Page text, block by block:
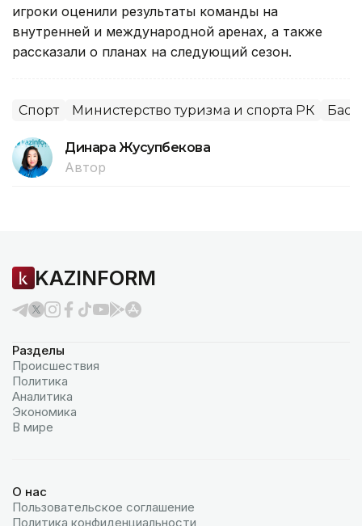
игроки оценили результаты команды на
внутренней и международной аренах, а также
рассказали о планах на следующий сезон.
Спорт Министерство туризма и спорта РК
Динара Жусупбекова
Автор
KAZINFORM
Разделы
Происшествия
Политика
Аналитика
Экономика
В мире
О нас
Пользовательское соглашение
Политика конфиденциальности